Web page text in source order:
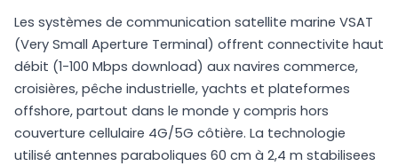
Les systèmes de communication satellite marine VSAT
(Very Small Aperture Terminal) offrent connectivite haut
débit (1-100 Mbps download) aux navires commerce,
croisières, pêche industrielle, yachts et plateformes
offshore, partout dans le monde y compris hors
couverture cellulaire 4G/5G côtière. La technologie
utilisé antennes paraboliques 60 cm à 2,4 m stabilisees